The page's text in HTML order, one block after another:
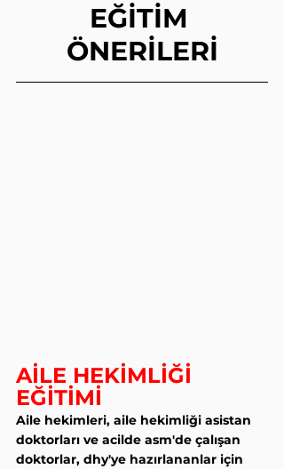
EĞİTİM
ÖNERİLERİ
AİLE HEKİMLİĞİ
EĞİTİMİ
Aile hekimleri, aile hekimliği asistan
doktorları ve acilde asm'de çalışan
doktorlar, dhy'ye hazırlananlar için